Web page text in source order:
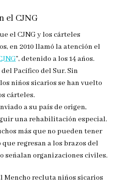
el CJNG
el CJNG y los cárteles
en 2010 llamó la atención el
”, detenido a los 14 años.
Pacífico del Sur. Sin
niños sicarios se han vuelto
cárteles.
a su país de origen,
una rehabilitación especial.
más que no pueden tener
regresan a los brazos del
señalan organizaciones civiles.